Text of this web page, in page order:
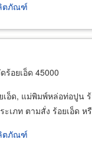
ตภัณฑ์
ร้อยเอ็ด 45000
อ็ด, แม่พิมพ์หล่อท่อปูน
เภท ตามสั่ง ร้อยเอ็ด ห
ตภัณฑ์